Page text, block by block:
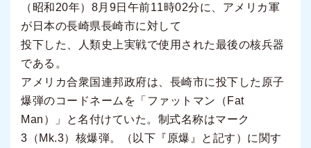
（昭和20年）8月9日午前11時02分に、アメリカ軍
が日本の長崎県長崎市に対して
投下した、人類史上実戦で使用された最後の核兵器
である。
アメリカ合衆国連邦政府は、長崎市に投下した原子
爆弾のコードネームを「ファットマン（Fat
Man）」と名付けていた。制式名称はマーク
3（Mk.3）核爆弾。（以下『原爆』と記す）に関す